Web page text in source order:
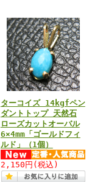
ターコイズ 14kgfペン
ダントトップ 天然石
ローズカットオーバル
6×4mm「ゴールドフィ
ルド」（1個）
2,150円 (税込)